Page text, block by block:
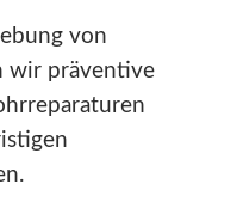
von
wir präventive